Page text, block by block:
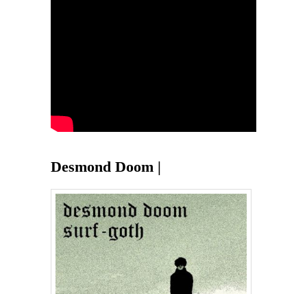
Desmond Doom |